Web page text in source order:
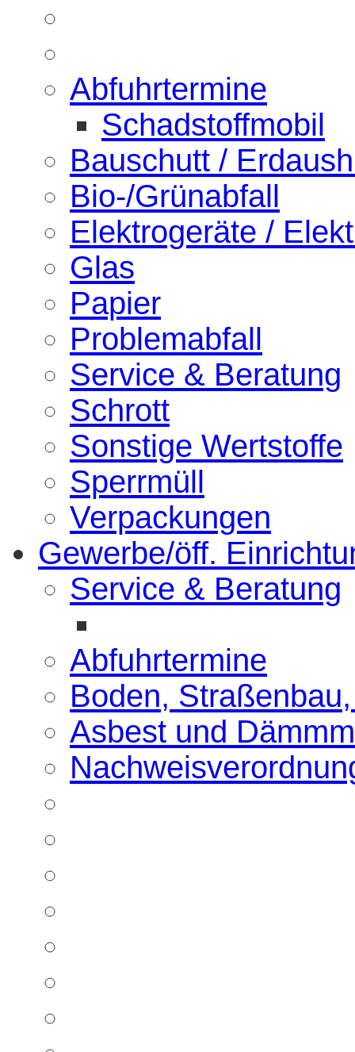
Abfuhrtermine
Schadstoffmobil
Bauschutt /
Bio-/Grünabfall
Elektrogeräte /
Glas
Papier
Problemabfall
Service & Beratung
Schrott
Sonstige Wertstoffe
Sperrmüll
Verpackungen
Gewerbe/öff.
Service & Beratung
Abfuhrtermine
Boden,
Asbest und